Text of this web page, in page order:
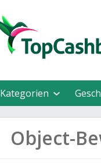
Kategorien
Object-